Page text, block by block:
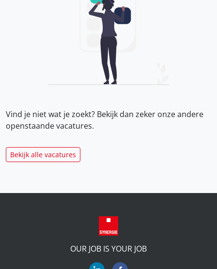
Vind je niet wat je zoekt? Bekijk dan zeker onzeandere
openstaande vacatures.
Bekijk alle vacatures
OUR JOB IS YOUR JOB